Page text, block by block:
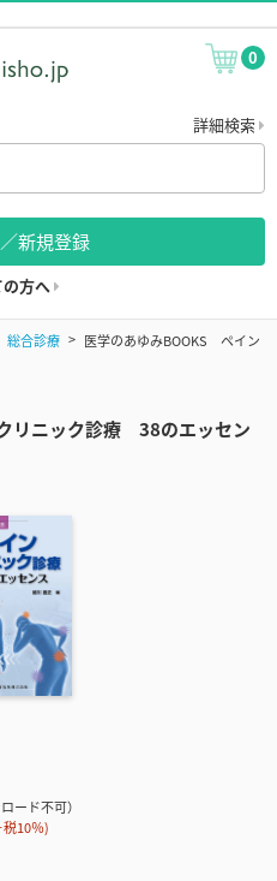
0
詳細検索
新規登録
方へ
総合診療
医学のあゆみBOOKS ペイン
リニック診療 38のエッセン
ード不可）
10％)